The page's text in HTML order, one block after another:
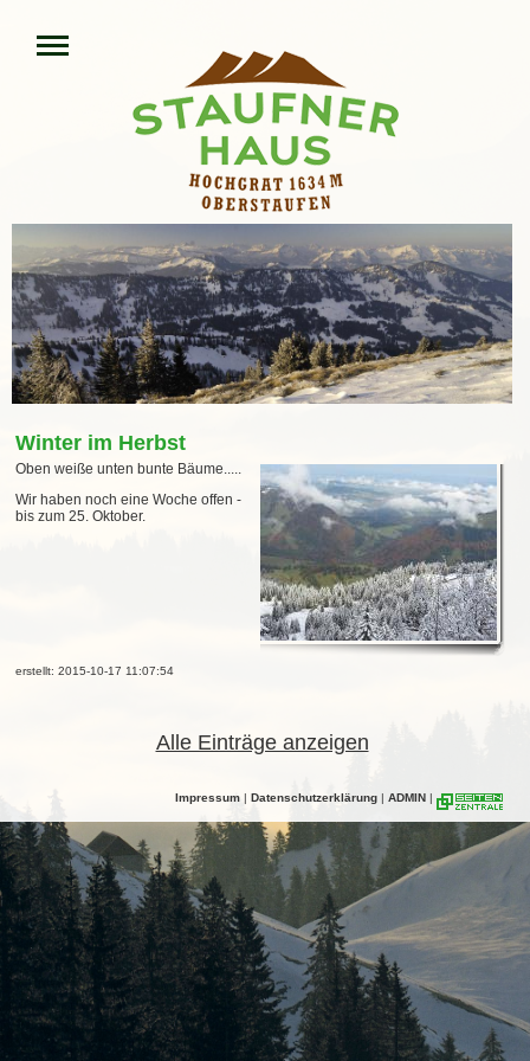
Winter im Herbst
Oben weiße unten bunte Bäume.....
Wir haben noch eine Woche offen -
bis zum 25. Oktober.
erstellt: 2015-10-17 11:07:54
Alle Einträge anzeigen
Impressum | Datenschutzerklärung | ADMIN |